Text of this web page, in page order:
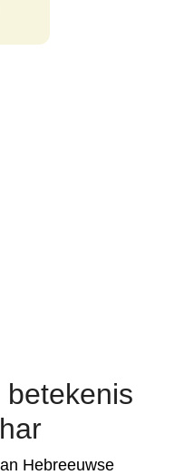
Hebreeuwse